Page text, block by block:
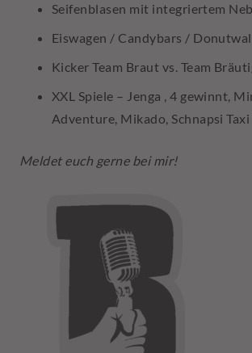
Seifenblasen mit integriertem
Eiswagen / Candybars /
Kicker Team Braut vs. Team
XXL Spiele – Jenga , 4 gewinnt,
Adventure, Mikado, Schnapsi Taxi
Meldet euch gerne bei mir!